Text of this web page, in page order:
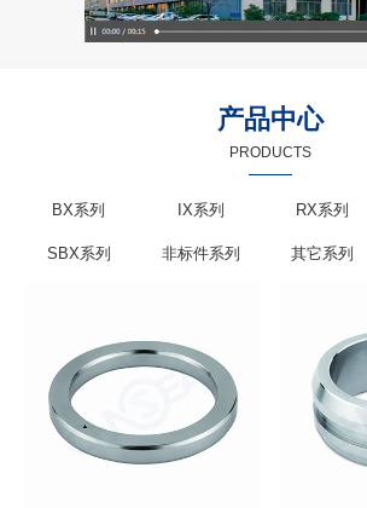
产品中心
PRODUCTS
BX系列 IX系列 RX系列
SBX系列 非标件系列 其它系列